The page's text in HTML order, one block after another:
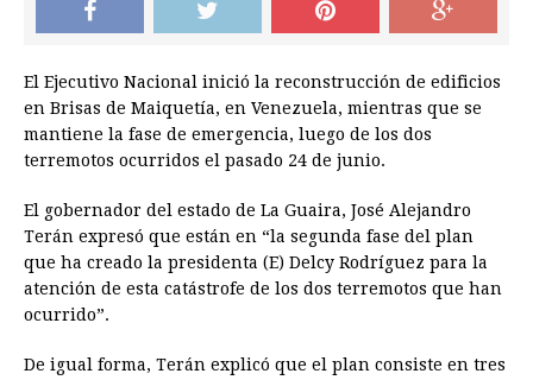
El Ejecutivo Nacional inició la reconstrucción de edificios
en Brisas de Maiquetía, en Venezuela, mientras que se
mantiene la fase de emergencia, luego de los dos
terremotos ocurridos el pasado 24 de junio.
El gobernador del estado de La Guaira, José Alejandro
Terán expresó que están en “la segunda fase del plan
que ha creado la presidenta (E) Delcy Rodríguez para la
atención de esta catástrofe de los dos terremotos que han
ocurrido”.
De igual forma, Terán explicó que el plan consiste en tres